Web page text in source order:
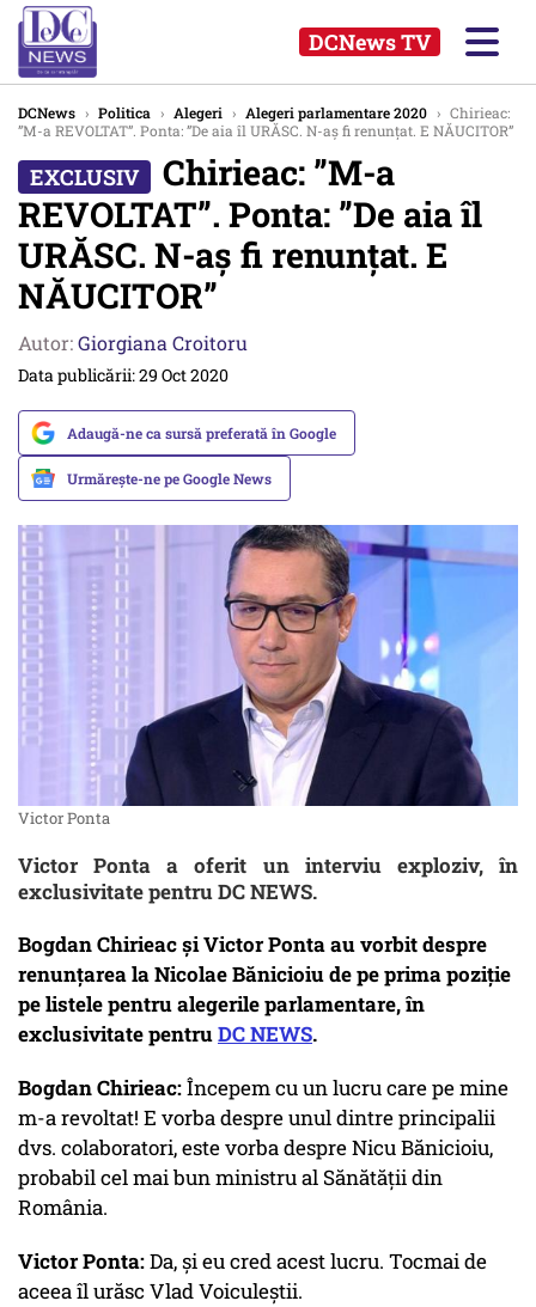
DCNews TV
DCNews › Politica › Alegeri › Alegeri parlamentare 2020 › Chirieac:
”M-a REVOLTAT”. Ponta: ”De aia îl URĂSC. N-aș fi renunțat. E NĂUCITOR”
Chirieac: ”M-a
REVOLTAT”. Ponta: ”De aia îl
URĂSC. N-aș fi renunțat. E
NĂUCITOR”
Autor:Giorgiana Croitoru
Data publicării: 29 Oct 2020
Adaugă-ne ca sursă preferată în Google
Urmărește-ne pe Google News
Victor Ponta
Victor Ponta a oferit un interviu exploziv, în
exclusivitate pentru DC NEWS.
Bogdan Chirieac și Victor Ponta au vorbit despre
renunțarea la Nicolae Bănicioiu de pe prima poziție
pe listele pentru alegerile parlamentare, în
exclusivitate pentruDC NEWS.
Bogdan Chirieac:Începem cu un lucru care pe mine
m-a revoltat! E vorba despre unul dintre principalii
dvs. colaboratori, este vorba despre Nicu Bănicioiu,
probabil cel mai bun ministru al Sănătății din
România.
Victor Ponta:Da, și eu cred acest lucru. Tocmai de
aceea îl urăsc Vlad Voiculeștii.